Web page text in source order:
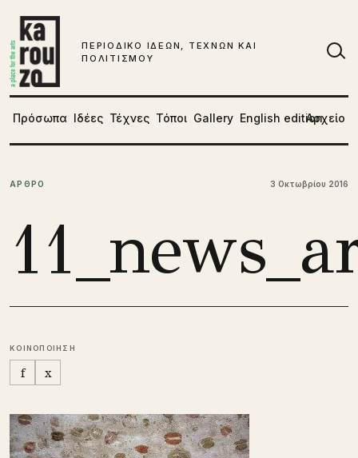
ΠΕΡΙΟΔΙΚΟ ΙΔΕΩΝ, ΤΕΧΝΩΝ ΚΑΙ
ΠΟΛΙΤΙΣΜΟΥ
Πρόσωπα Ιδέες Τέχνες Τόποι Gallery English editionΑρχείο
ΑΡΘΡΟ 3 Οκτωβρίου 2016
ΚΟΙΝΟΠΟΙΗΣΗ
f x